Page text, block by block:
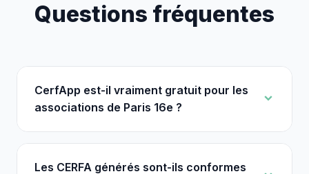
Questions fréquentes
CerfApp est-il vraiment gratuit pour les
associations de Paris 16e ?
Les CERFA générés sont-ils conformes